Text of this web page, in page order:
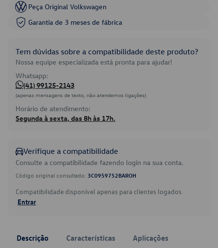
Peça Original Volkswagen
Garantia de 3 meses de fábrica
Tem dúvidas sobre a compatibilidade deste produto?
Nossa equipe especializada está pronta para ajudar!
Whatsapp:
(41) 99125-2143
(apenas mensagens de texto, não atendemos ligações)
Horário de atendimento:
Segunda à sexta, das 8h às 17h.
Verifique a compatibilidade
Consulte a compatibilidade fazendo login na sua conta.
Código original consultado: 3C0959752BAROH
Compatibilidade disponível apenas para clientes logados.
Entrar
Descrição Características Aplicações